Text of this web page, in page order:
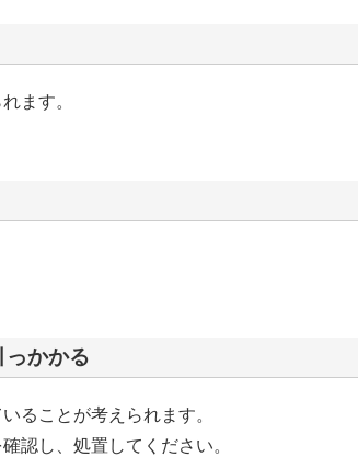
ます。
っかかる
ることが考えられます。
認し、処置してください。